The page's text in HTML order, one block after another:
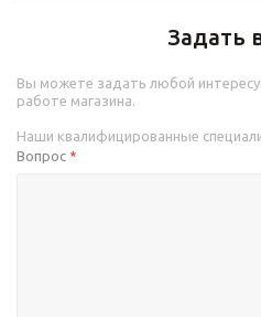
Задать
Вы можете задать любой
работе магазина.
Наши квалифицированные
Вопрос *